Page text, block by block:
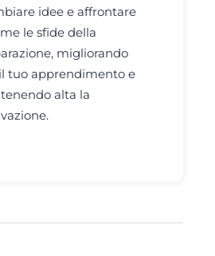
idee e affrontare
le sfide della
migliorando
tuo apprendimento e
alta la